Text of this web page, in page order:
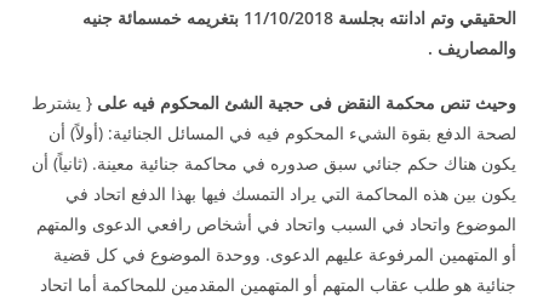
الحقيقي وتم ادانته بجلسة 11/10/2018 بتغريمه خمسمائة جنيه
والمصاريف .
وحيث تنص محكمة النقض فى حجية الشئ المحكوم فيه على{ يشترط
لصحة الدفع بقوة الشيء المحكوم فيه في المسائل الجنائية: (أولاً) أن
يكون هناك حكم جنائي سبق صدوره في محاكمة جنائية معينة. (ثانياً) أن
يكون بين هذه المحاكمة التي يراد التمسك فيها بهذا الدفع اتحاد في
الموضوع واتحاد في السبب واتحاد في أشخاص رافعي الدعوى والمتهم
أو المتهمين المرفوعة عليهم الدعوى. ووحدة الموضوع في كل قضية
جنائية هو طلب عقاب المتهم أو المتهمين المقدمين للمحاكمة أما اتحاد